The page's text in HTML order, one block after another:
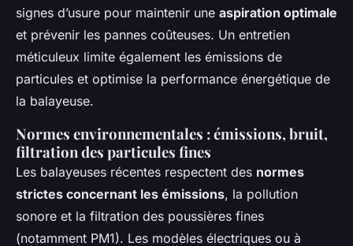
signes d’usure pour maintenir une aspiration optimale
et prévenir les pannes coûteuses. Un entretien
méticuleux limite également les émissions de
particules et optimise la performance énergétique de
la balayeuse.
Normes environnementales : émissions, bruit,
filtration des particules fines
Les balayeuses récentes respectent des normes
strictes concernant les émissions, la pollution
sonore et la filtration des poussières fines
(notamment PM1). Les modèles électriques ou à